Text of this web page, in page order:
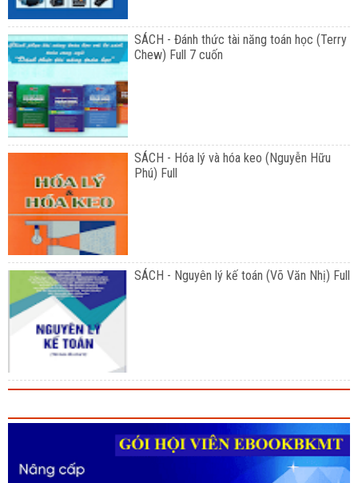
SÁCH - Đánh thức tài năng toán học (Terry
Chew) Full 7 cuốn
SÁCH - Hóa lý và hóa keo (Nguyễn Hữu
Phú) Full
SÁCH - Nguyên lý kế toán (Võ Văn Nhị) Full